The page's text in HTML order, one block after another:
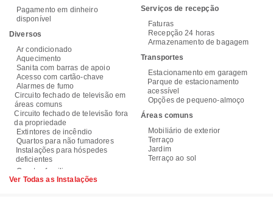
Pagamento em dinheiro
disponível
Diversos
Ar condicionado
Aquecimento
Sanita com barras de apoio
Acesso com cartão-chave
Alarmes de fumo
Circuito fechado de televisão em
áreas comuns
Circuito fechado de televisão fora
da propriedade
Extintores de incêndio
Quartos para não fumadores
Instalações para hóspedes
deficientes
Serviços de recepção
Faturas
Recepção 24 horas
Armazenamento de bagagem
Transportes
Estacionamento em garagem
Parque de estacionamento
acessível
Opções de pequeno-almoço
Áreas comuns
Mobiliário de exterior
Terraço
Jardim
Terraço ao sol
Ver Todas as Instalações